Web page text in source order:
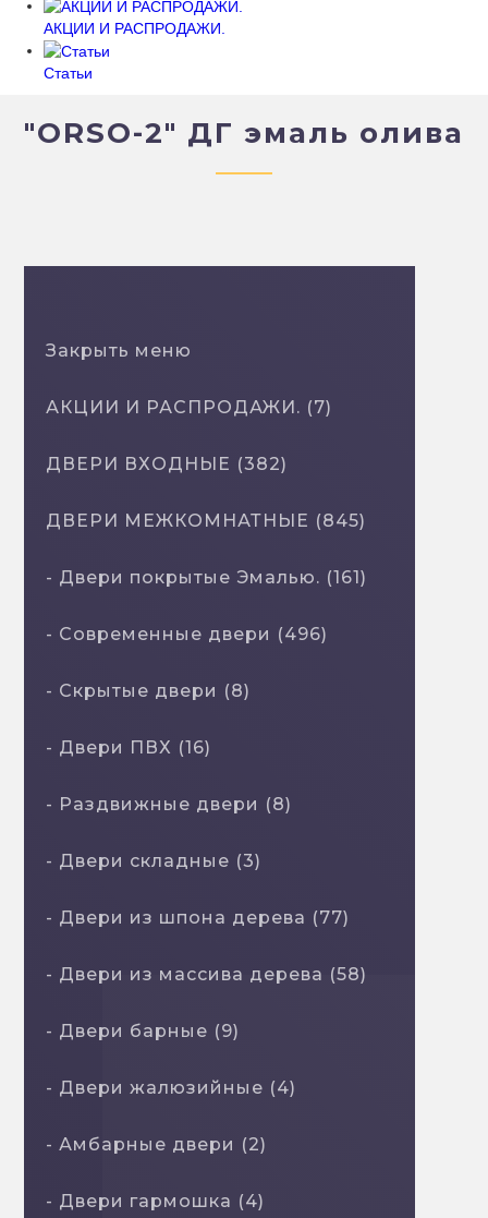
АКЦИИ И РАСПРОДАЖИ.
Статьи
"ORSO-2" ДГ эмаль олива
Закрыть меню
АКЦИИ И РАСПРОДАЖИ. (7)
ДВЕРИ ВХОДНЫЕ (382)
ДВЕРИ МЕЖКОМНАТНЫЕ (845)
- Двери покрытые Эмалью. (161)
- Современные двери (496)
- Скрытые двери (8)
- Двери ПВХ (16)
- Раздвижные двери (8)
- Двери складные (3)
- Двери из шпона дерева (77)
- Двери из массива дерева (58)
- Двери барные (9)
- Двери жалюзийные (4)
- Амбарные двери (2)
- Двери гармошка (4)